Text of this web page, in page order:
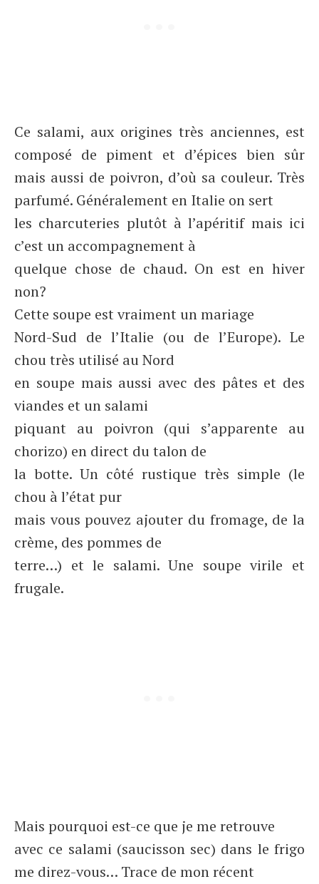
Ce salami, aux origines très anciennes, est
composé de piment et d’épices bien sûr
mais aussi de poivron, d’où sa couleur. Très
parfumé. Généralement en Italie on sert
les charcuteries plutôt à l’apéritif mais ici
c’est un accompagnement à
quelque chose de chaud. On est en hiver
non?
Cette soupe est vraiment un mariage
Nord-Sud de l’Italie (ou de l’Europe). Le
chou très utilisé au Nord
en soupe mais aussi avec des pâtes et des
viandes et un salami
piquant au poivron (qui s’apparente au
chorizo) en direct du talon de
la botte. Un côté rustique très simple (le
chou à l’état pur
mais vous pouvez ajouter du fromage, de la
crème, des pommes de
terre…) et le salami. Une soupe virile et
frugale.
Mais pourquoi est-ce que je me retrouve
avec ce salami (saucisson sec) dans le frigo
me direz-vous… Trace de mon récent